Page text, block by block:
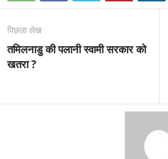
पिछला लेख
तमिलनाडु की पलानी स्वामी सरकार को
खतरा ?